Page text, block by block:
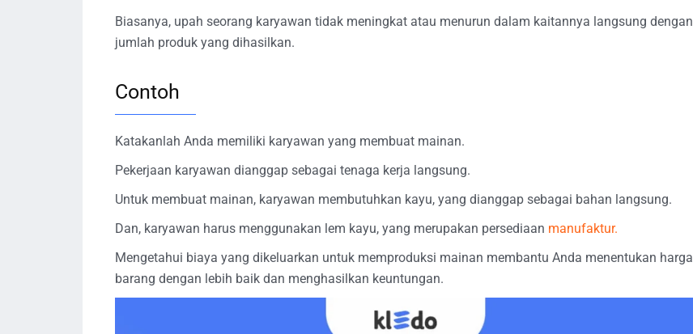
Biasanya, upah seorang karyawan tidak meningkat atau menurun dalam kaitannya langsung dengan
jumlah produk yang dihasilkan.
Contoh
Katakanlah Anda memiliki karyawan yang membuat mainan.
Pekerjaan karyawan dianggap sebagai tenaga kerja langsung.
Untuk membuat mainan, karyawan membutuhkan kayu, yang dianggap sebagai bahan langsung.
Dan, karyawan harus menggunakan lem kayu, yang merupakan persediaan manufaktur.
Mengetahui biaya yang dikeluarkan untuk memproduksi mainan membantu Anda menentukan harga
barang dengan lebih baik dan menghasilkan keuntungan.